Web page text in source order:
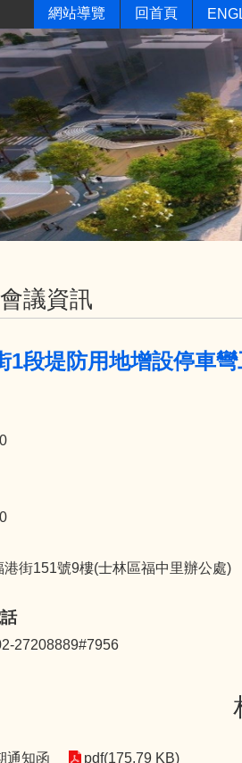
網站導覽 回首頁
議資訊
1段堤防用地增設停車
街151號9樓(士林區福中里辦公處)
27208889#7956
通知函 pdf(175.79 KB)